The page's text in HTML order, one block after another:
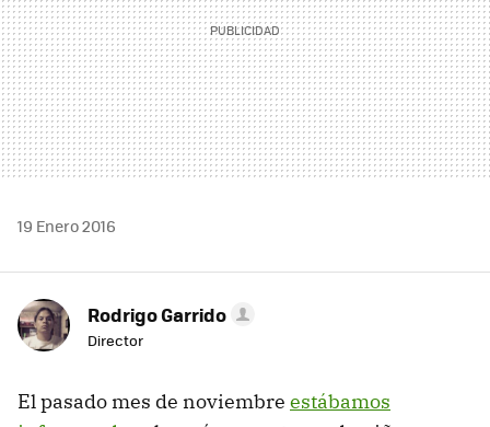
19 Enero 2016
Rodrigo Garrido
Director
El pasado mes de noviembre estábamos